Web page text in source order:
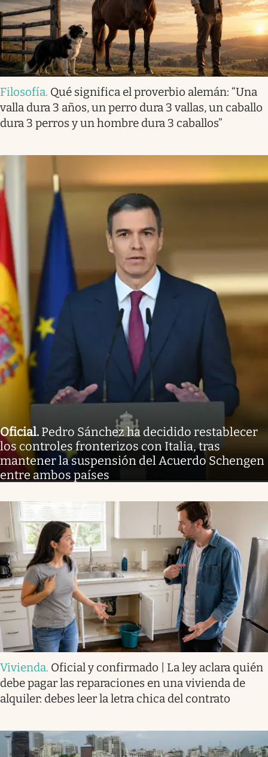
Filosofía. Qué significa el proverbio alemán: “Una
valla dura 3 años, un perro dura 3 vallas, un caballo
dura 3 perros y un hombre dura 3 caballos”
Oficial. Pedro Sánchez ha decidido restablecer
los controles fronterizos con Italia, tras
mantener la suspensión del Acuerdo Schengen
entre ambos países
Vivienda. Oficial y confirmado | La ley aclara quién
debe pagar las reparaciones en una vivienda de
alquiler: debes leer la letra chica del contrato